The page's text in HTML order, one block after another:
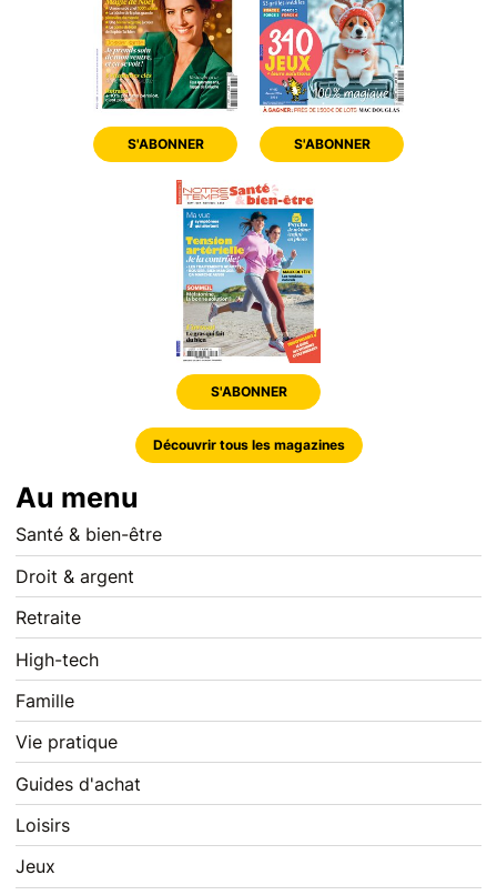
S'ABONNER S'ABONNER
S'ABONNER
Découvrir tous les magazines
Au menu
Santé & bien-être
Droit & argent
Retraite
High-tech
Famille
Vie pratique
Guides d'achat
Loisirs
Jeux